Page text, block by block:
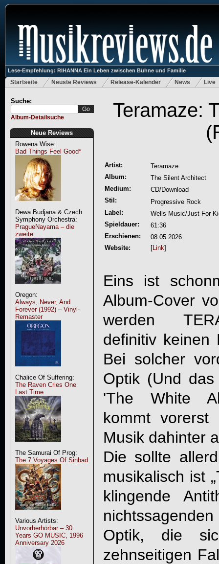
Lese-Empfehlung: RIHANNA Ein Leben zwischen Bühne und Familie
Startseite Neuste Reviews Release-Kalender News Live
Suche:
Album-Detailsuche
Neue Reviews
Rowena Wise:
Bad Things Feel Good*
Dewa Budjana & Czech
Symphony Orchestra:
PragueNayama – die
zweite
Oregon:
Always, Never, And
Forever (1992) – Vinyl-
Remaster
Chalice Of Suffering:
The Raven Cries One
Last Time
The Samurai Of Prog:
The 7 Voyages Of Sinbad
Various Artists:
Unvorherhörbar – 30
Years GO MUSIC, 1996
Anniversary 2026
Teramaze:
Artist:
Teramaze
Album:
The Silent Architect
Medium:
CD/Download
Stil:
Progressive Rock
Label:
Wells Music/Just For
Spieldauer:
61:36
Erschienen:
08.05.2026
Website:
[Link]
Eins ist
Album-Cover
werden
definitiv keinen
Bei solcher
Optik (Und
'The White
kommt
Musik dahinter
Die sollte
musikalisch ist „
klingende
Optik, die
zehnseitigen